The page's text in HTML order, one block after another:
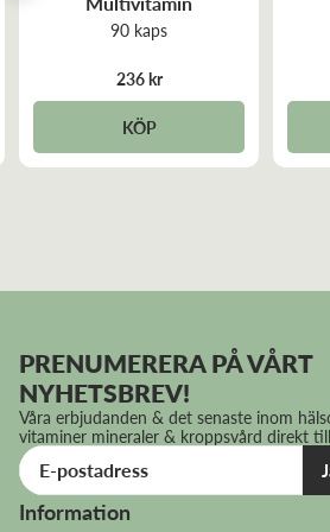
Jod
34 μg
Molybden
25 μg
90 kaps
236 kr
KÖP
PRENUMERERA PÅ VÅRT
NYHETSBREV!
Våra erbjudanden & det senaste inom
vitaminer mineraler & kroppsvård direkt
Information